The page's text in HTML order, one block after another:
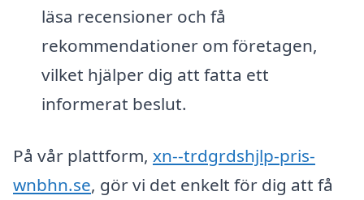
läsa recensioner och få
rekommendationer om företagen,
vilket hjälper dig att fatta ett
informerat beslut.
På vår plattform, xn--trdgrdshjlp-pris-
wnbhn.se, gör vi det enkelt för dig att få